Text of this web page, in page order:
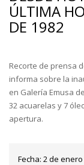
ÚLTIMA
DE 1982
Recorte de prensa
informa sobre la
en Galería Emusa
32 acuarelas y 7
apertura.
Fecha: 2 de enero